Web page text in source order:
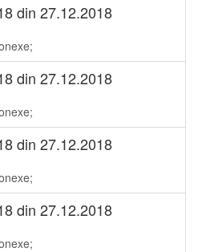
din 27.12.2018
din 27.12.2018
din 27.12.2018
din 27.12.2018